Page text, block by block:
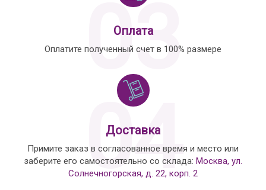
03
Оплата
Оплатите полученный счет в 100% размере
04
Доставка
Примите заказ в согласованное время и место или
заберите его самостоятельно со склада: Москва, ул.
Солнечногорская, д. 22, корп. 2